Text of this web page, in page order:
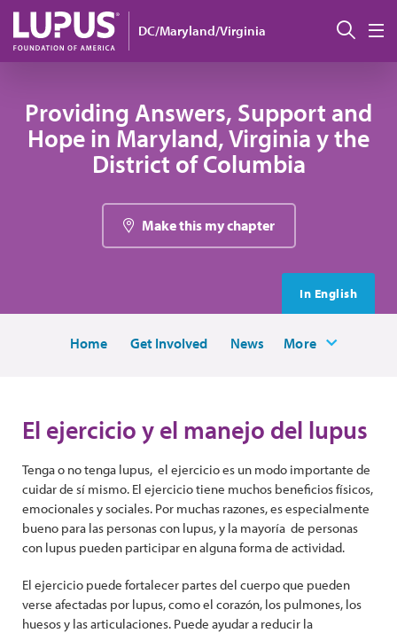
Pasar al contenido principal
DC/Maryland/Virginia
Providing Answers, Support and
Hope in Maryland, Virginia y the
District of Columbia
Make this my chapter
In English
Home Get Involved News More
El ejercicio y el manejo del lupus
Tenga o no tenga lupus, el ejercicio es un modo importante de
cuidar de sí mismo. El ejercicio tiene muchos beneficios físicos,
emocionales y sociales. Por muchas razones, es especialmente
bueno para las personas con lupus, y la mayoría de personas
con lupus pueden participar en alguna forma de actividad.
El ejercicio puede fortalecer partes del cuerpo que pueden
verse afectadas por lupus, como el corazón, los pulmones, los
huesos y las articulaciones. Puede ayudar a reducir la